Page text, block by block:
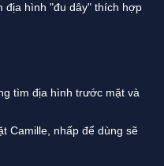
địa hình "đu dây" thích hợp
tìm địa hình trước mặt và
Camille, nhấp để dùng sẽ